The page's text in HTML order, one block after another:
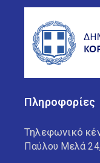
Πληροφορίες
Τηλεφωνικό
Παύλου Μελά